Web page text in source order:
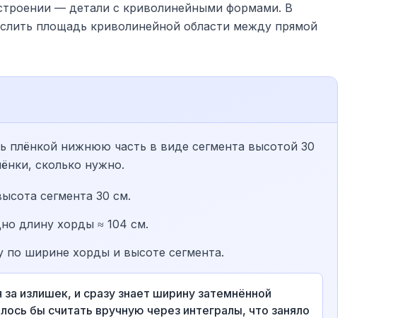
— детали с криволинейными формами. В
площадь криволинейной области между прямой
плёнкой нижнюю часть в виде сегмента высотой 30
сколько нужно.
сегмента 30 см.
длину хорды ≈ 104 см.
по ширине хорды и высоте сегмента.
излишек, и сразу знает ширину затемнённой
бы считать вручную через интегралы, что заняло